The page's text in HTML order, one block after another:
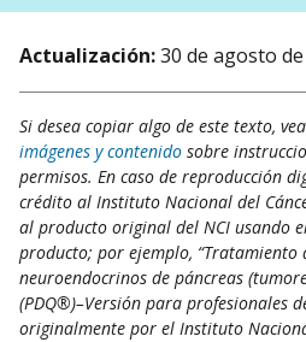
Actualización:30 de agosto
Si desea copiar algo de este texto, vea
imágenes y contenido sobre
permisos. En caso de reproducción
crédito al Instituto Nacional del
al producto original del NCI usando
producto; por ejemplo, “Tratamiento
neuroendocrinos de páncreas
(PDQ®)–Versión para profesionales
originalmente por el Instituto